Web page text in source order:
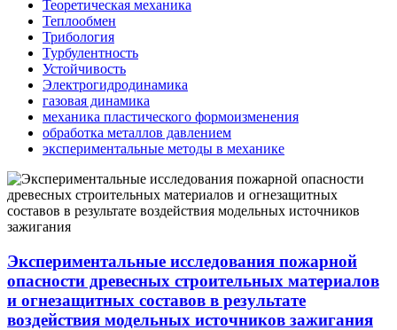
Теоретическая механика
Теплообмен
Трибология
Турбулентность
Устойчивость
Электрогидродинамика
газовая динамика
механика пластического формоизменения
обработка металлов давлением
экспериментальные методы в механике
Экспериментальные исследования пожарной
опасности древесных строительных материалов
и огнезащитных составов в результате
воздействия модельных источников зажигания